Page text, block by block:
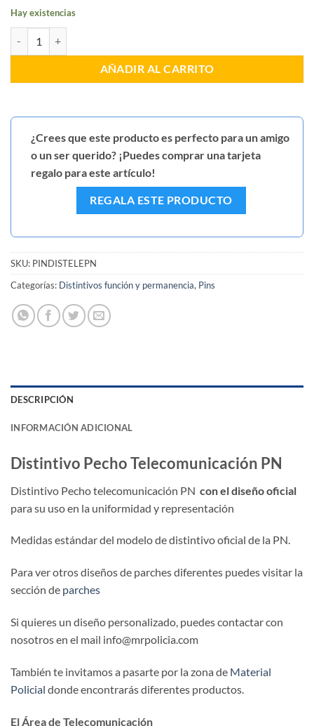
Hay existencias
AÑADIR AL CARRITO
¿Crees que este producto es perfecto para un amigo
o un ser querido? ¡Puedes comprar una tarjeta
regalo para este artículo!
REGALA ESTE PRODUCTO
SKU: PINDISTELEPN
Categorías: Distintivos función y permanencia, Pins
DESCRIPCIÓN
INFORMACIÓN ADICIONAL
Distintivo Pecho Telecomunicación PN
Distintivo Pecho telecomunicación PN con el diseñooficial
para su uso en la uniformidad y representación
Medidas estándar del modelo de distintivo oficial de la PN.
Para ver otros diseños de parches diferentes puedes visitar la
sección de parches
Si quieres un diseño personalizado, puedes contactar con
nosotros en el mail info@mrpolicia.com
También te invitamos a pasarte por la zona de Material
Policial donde encontrarás diferentes productos.
El Área de Telecomunicación